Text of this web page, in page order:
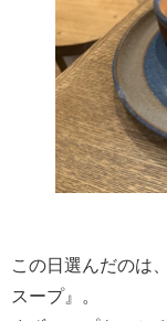
この日選んだのは
スープ』。